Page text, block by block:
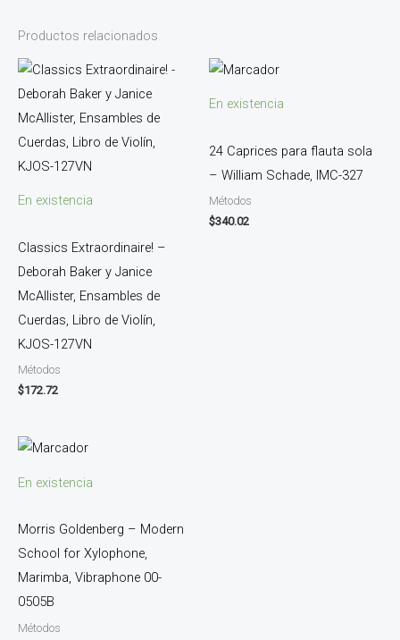
Productos relacionados
En existencia
Classics Extraordinaire! –
Deborah Baker y Janice
McAllister, Ensambles de
Cuerdas, Libro de Violín,
KJOS-127VN
Métodos
$172.72
En existencia
24 Caprices para flauta sola
– William Schade, IMC-327
Métodos
$340.02
En existencia
Morris Goldenberg – Modern
School for Xylophone,
Marimba, Vibraphone 00-
0505B
Métodos